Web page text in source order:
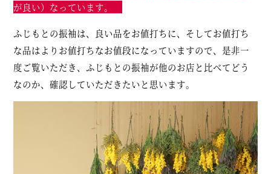
が良い）なっています。
ふじもとの振袖は、良い品をお値打ちに、そしてお値打ち
な品はよりお値打ちなお値段になっていますので、是非一
度ご覧いただき、ふじもとの振袖が他のお店と比べてどう
なのか、確認していただきたいと思います。